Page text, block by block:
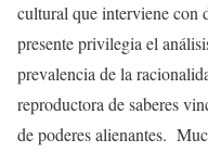
cultural que interviene con
presente privilegia el
prevalencia de la
reproductora de saberes
de poderes alienantes.